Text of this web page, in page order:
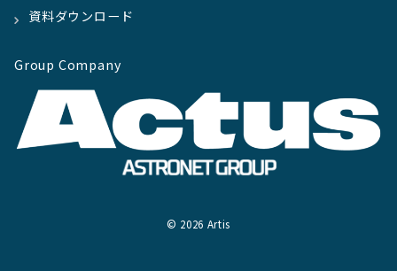
資料ダウンロード
Group Company
© 2026 Artis